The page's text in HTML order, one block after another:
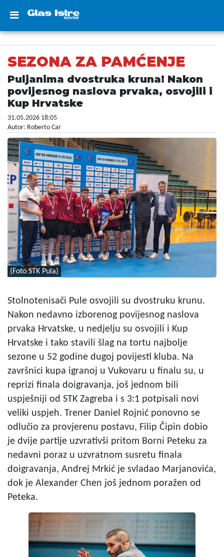
SEZONA ZA PAMĆENJE
Puljanima dvostruka kruna! Nakon
povijesnog naslova prvaka, osvojili i
Kup Hrvatske
31.05.2026 18:05
Autor: Roberto Car
(Foto STK Pula)
Stolnotenisači Pule osvojili su dvostruku krunu.
Nakon nedavno izborenog povijesnog naslova
prvaka Hrvatske, u nedjelju su osvojili i Kup
Hrvatske i tako stavili šlag na tortu najbolje
sezone u 52 godine dugoj povijesti kluba. Na
završnici kupa igranoj u Vukovaru u finalu su, u
reprizi finala doigravanja, još jednom bili
uspješniji od STK Zagreba i s 3:1 potpisali novi
veliki uspjeh. Trener Daniel Rojnić ponovno se
odlučio za provjerenu postavu, Filip Čipin dobio
je dvije partije uzvrativši pritom Borni Peteku za
nedavni poraz u uzvratnom susretu finala
doigravanja, Andrej Mrkić je svladao Marjanovića,
dok je Alexander Chen još jednom poražen od
Peteka.